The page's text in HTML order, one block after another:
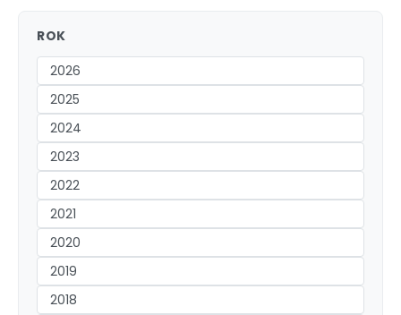
ROK
2026
2025
2024
2023
2022
2021
2020
2019
2018